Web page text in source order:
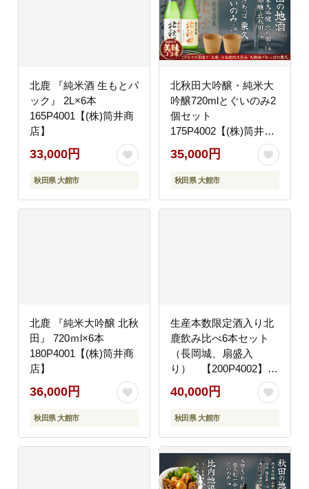
北鹿 『純米酒 生もとパ
ック』 2L×6本
165P4001【(株)筒井商
店】
33,000円
秋田県 大館市
北秋田大吟醸・純米大
吟醸720mlとぐいのみ2
個セット
175P4002【(株)筒井商
35,000円
秋田県 大館市
北鹿 『純米大吟醸 北秋
田』 720ｍl×6本
180P4001【(株)筒井商
店】
36,000円
秋田県 大館市
生産本数限定酒入り北
鹿飲み比べ6本セット
（長岡城、扇盛入
り） 【200P4002】
【(株)筒井商店】
40,000円
秋田県 大館市